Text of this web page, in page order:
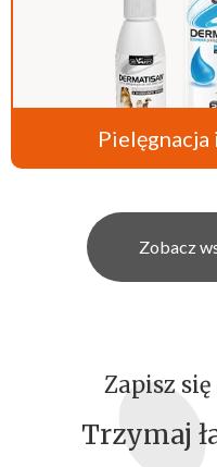
Zobacz
Zapisz
Trzymaj